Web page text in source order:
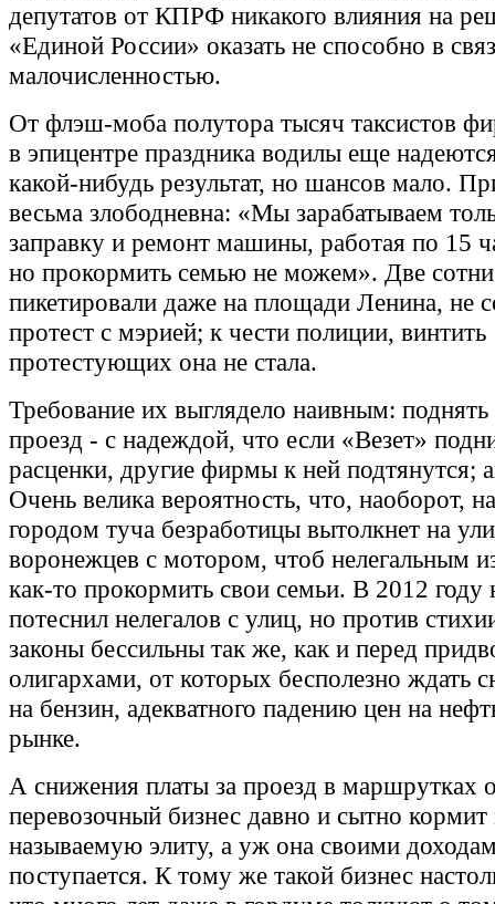
депутатов от КПРФ никакого влияния на
«Единой России» оказать не способно в
малочисленностью.
От флэш-моба полутора тысяч таксистов
в эпицентре праздника водилы еще
какой-нибудь результат, но шансов мало.
весьма злободневна: «Мы зарабатываем
заправку и ремонт машины, работая по 15
но прокормить семью не можем». Две сотни
пикетировали даже на площади Ленина, не
протест с мэрией; к чести полиции, винтить
протестующих она не стала.
Требование их выглядело наивным:
проезд - с надеждой, что если «Везет»
расценки, другие фирмы к ней подтянутся;
Очень велика вероятность, что, наоборот,
городом туча безработицы вытолкнет на
воронежцев с мотором, чтоб нелегальным
как-то прокормить свои семьи. В 2012
потеснил нелегалов с улиц, но против
законы бессильны так же, как и перед
олигархами, от которых бесполезно ждать
на бензин, адекватного падению цен на
рынке.
А снижения платы за проезд в маршрутках
перевозочный бизнес давно и сытно
называемую элиту, а уж она своими
поступается. К тому же такой бизнес